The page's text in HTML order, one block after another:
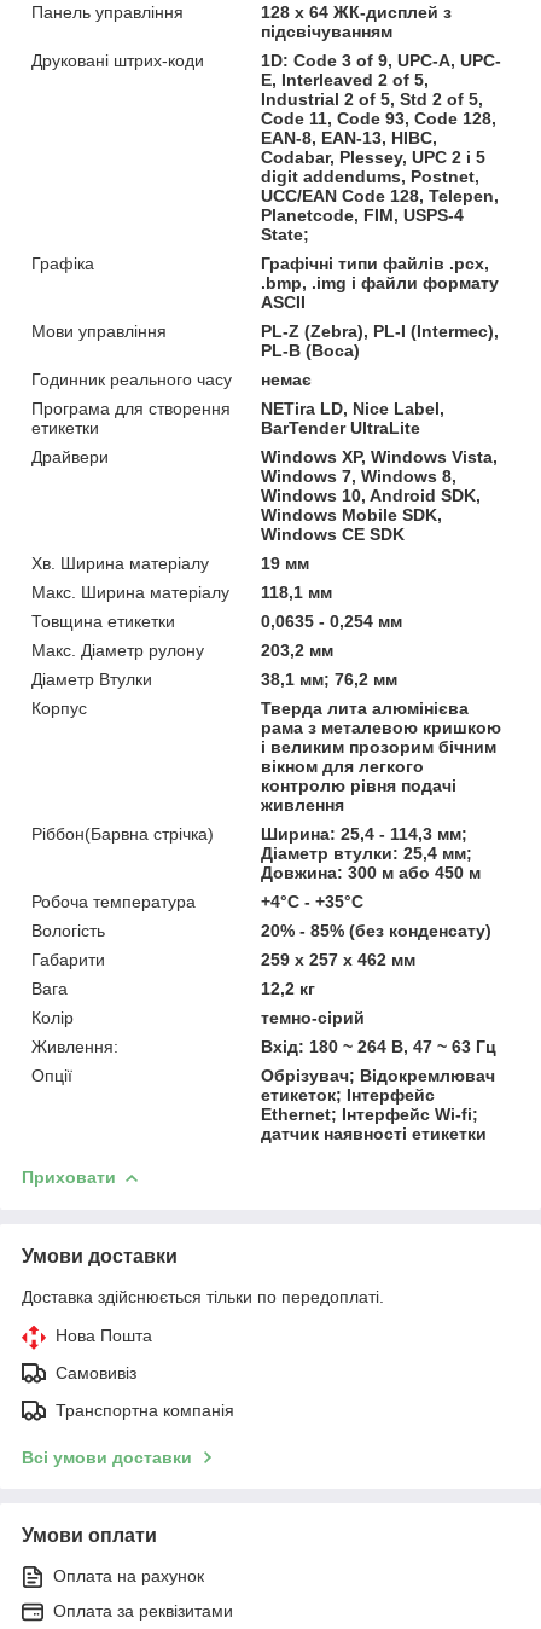
Панель управління
128 x 64 ЖК-дисплей з
підсвічуванням
Друковані штрих-коди
1D: Code 3 of 9, UPC-A, UPC-
E, Interleaved 2 of 5,
Industrial 2 of 5, Std 2 of 5,
Code 11, Code 93, Code 128,
EAN-8, EAN-13, HIBC,
Codabar, Plessey, UPC 2 і 5
digit addendums, Postnet,
UCC/EAN Code 128, Telepen,
Planetcode, FIM, USPS-4
State;
Графіка
Графічні типи файлів .pcx,
.bmp, .img і файли формату
ASCII
Мови управління
PL-Z (Zebra), PL-I (Intermec),
PL-B (Boca)
Годинник реального часу
немає
Програма для створення
етикетки
NETira LD, Nice Label,
BarTender UltraLite
Драйвери
Windows XP, Windows Vista,
Windows 7, Windows 8,
Windows 10, Android SDK,
Windows Mobile SDK,
Windows CE SDK
Хв. Ширина матеріалу
19 мм
Макс. Ширина матеріалу
118,1 мм
Товщина етикетки
0,0635 - 0,254 мм
Макс. Діаметр рулону
203,2 мм
Діаметр Втулки
38,1 мм; 76,2 мм
Корпус
Тверда лита алюмінієва
рама з металевою кришкою
і великим прозорим бічним
вікном для легкого
контролю рівня подачі
живлення
Ріббон(Барвна стрічка)
Ширина: 25,4 - 114,3 мм;
Діаметр втулки: 25,4 мм;
Довжина: 300 м або 450 м
Робоча температура
+4°C - +35°C
Вологість
20% - 85% (без конденсату)
Габарити
259 х 257 х 462 мм
Вага
12,2 кг
Колір
темно-сірий
Живлення:
Вхід: 180 ~ 264 В, 47 ~ 63 Гц
Опції
Обрізувач; Відокремлювач
етикеток; Інтерфейс
Ethernet; Інтерфейс Wi-fi;
датчик наявності етикетки
Приховати
Умови доставки
Доставка здійснюється тільки по передоплаті.
Нова Пошта
Самовивіз
Транспортна компанія
Всі умови доставки
Умови оплати
Оплата на рахунок
Оплата за реквізитами